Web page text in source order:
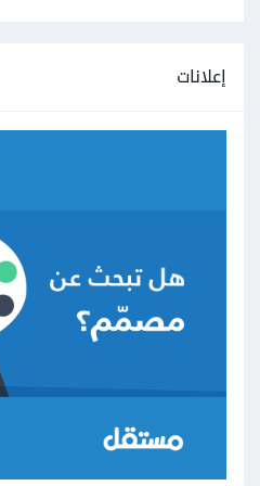
إعلانات